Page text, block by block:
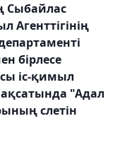
Сыбайлас
бірлесе
іс-қимыл
"Адал
слетін